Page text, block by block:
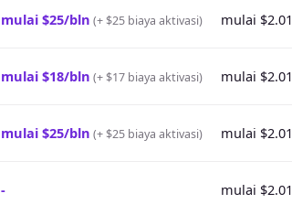
mulai $25/bln (+ $25 biaya aktivasi) mulai $2.01
mulai $18/bln (+ $17 biaya aktivasi) mulai $2.01
mulai $25/bln (+ $25 biaya aktivasi) mulai $2.01
- mulai $2.01